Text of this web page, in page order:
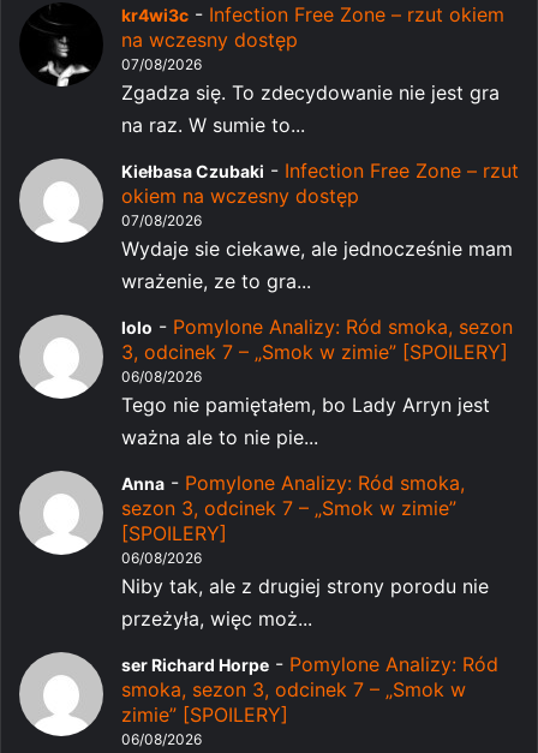
kr4wi3c - Infection Free Zone – rzut okiem
na wczesny dostęp
07/08/2026
Zgadza się. To zdecydowanie nie jest gra
na raz. W sumie to...
Kiełbasa Czubaki - Infection Free Zone – rzut
okiem na wczesny dostęp
07/08/2026
Wydaje sie ciekawe, ale jednocześnie mam
wrażenie, ze to gra...
lolo - Pomylone Analizy: Ród smoka, sezon
3, odcinek 7 – „Smok w zimie” [SPOILERY]
06/08/2026
Tego nie pamiętałem, bo Lady Arryn jest
ważna ale to nie pie...
Anna - Pomylone Analizy: Ród smoka,
sezon 3, odcinek 7 – „Smok w zimie”
[SPOILERY]
06/08/2026
Niby tak, ale z drugiej strony porodu nie
przeżyła, więc moż...
ser Richard Horpe - Pomylone Analizy: Ród
smoka, sezon 3, odcinek 7 – „Smok w
zimie” [SPOILERY]
06/08/2026